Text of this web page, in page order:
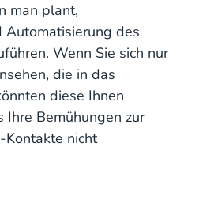
man plant,
des
Wenn Sie sich nur
die in das
diese Ihnen
Ihre Bemühungen zur
Kontakte nicht